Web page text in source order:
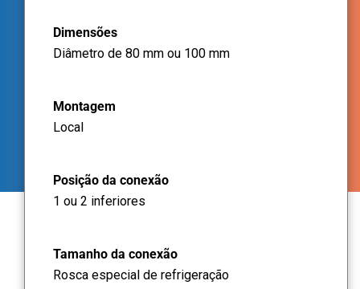
Dimensões
Diâmetro de 80 mm ou 100 mm
Montagem
Local
Posição da conexão
1 ou 2 inferiores
Tamanho da conexão
Rosca especial de refrigeração